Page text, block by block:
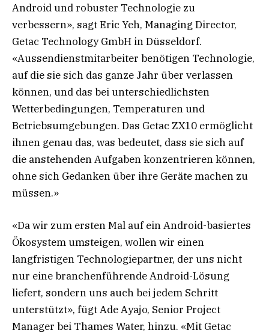
Android und robuster Technologie zu
verbessern», sagt Eric Yeh, Managing Director,
Getac Technology GmbH in Düsseldorf.
«Aussendienstmitarbeiter benötigen Technologie,
auf die sie sich das ganze Jahr über verlassen
können, und das bei unterschiedlichsten
Wetterbedingungen, Temperaturen und
Betriebsumgebungen. Das Getac ZX10 ermöglicht
ihnen genau das, was bedeutet, dass sie sich auf
die anstehenden Aufgaben konzentrieren können,
ohne sich Gedanken über ihre Geräte machen zu
müssen.»
«Da wir zum ersten Mal auf ein Android-basiertes
Ökosystem umsteigen, wollen wir einen
langfristigen Technologiepartner, der uns nicht
nur eine branchenführende Android-Lösung
liefert, sondern uns auch bei jedem Schritt
unterstützt», fügt Ade Ayajo, Senior Project
Manager bei Thames Water, hinzu. «Mit Getac